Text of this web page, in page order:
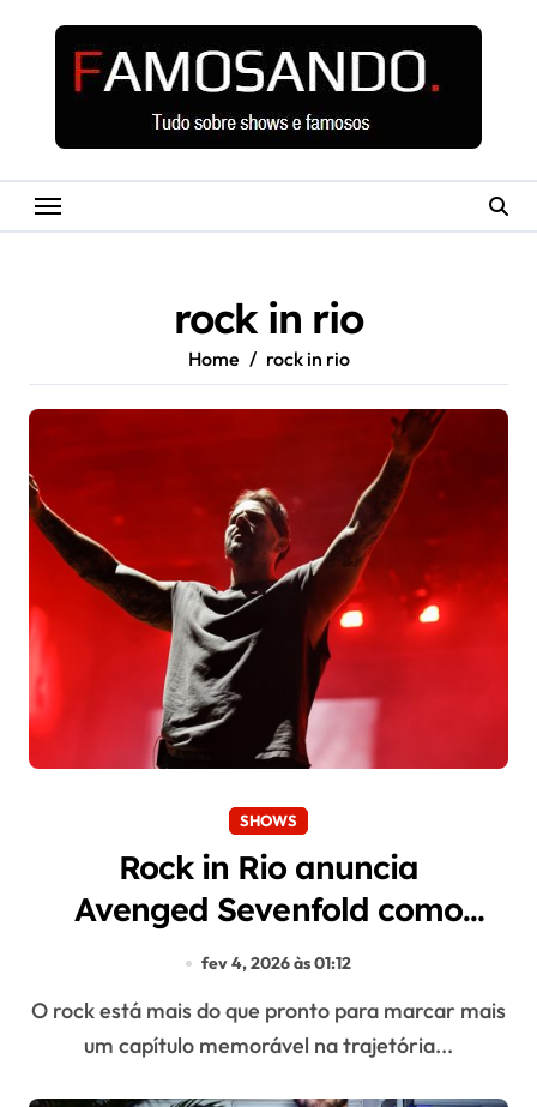
rock in rio
Home rock in rio
SHOWS
Rock in Rio anuncia
Avenged Sevenfold como
headliner
fev 4, 2026 às 01:12
O rock está mais do que pronto para marcar mais
um capítulo memorável na trajetória...